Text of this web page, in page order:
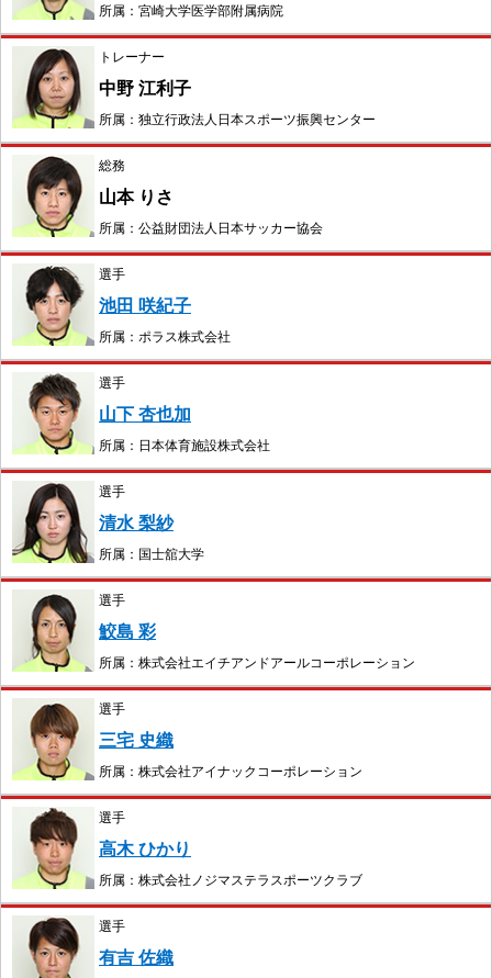
所属：宮崎大学医学部附属病院
トレーナー
中野 江利子
所属：独立行政法人日本スポーツ振興センター
総務
山本 りさ
所属：公益財団法人日本サッカー協会
選手
池田 咲紀子
所属：ポラス株式会社
選手
山下 杏也加
所属：日本体育施設株式会社
選手
清水 梨紗
所属：国士舘大学
選手
鮫島 彩
所属：株式会社エイチアンドアールコーポレーション
選手
三宅 史織
所属：株式会社アイナックコーポレーション
選手
高木 ひかり
所属：株式会社ノジマステラスポーツクラブ
選手
有吉 佐織